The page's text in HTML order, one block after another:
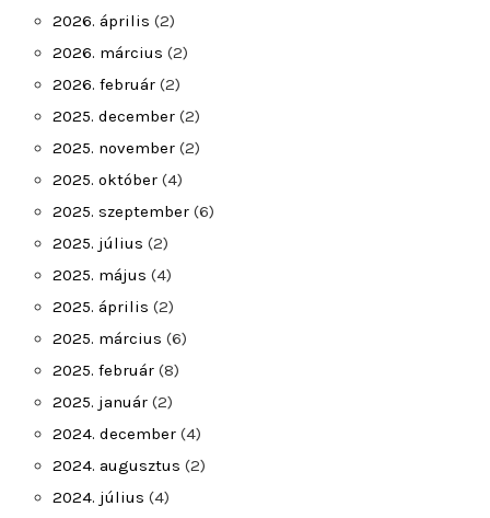
2026. április (2)
2026. március (2)
2026. február (2)
2025. december (2)
2025. november (2)
2025. október (4)
2025. szeptember (6)
2025. július (2)
2025. május (4)
2025. április (2)
2025. március (6)
2025. február (8)
2025. január (2)
2024. december (4)
2024. augusztus (2)
2024. július (4)